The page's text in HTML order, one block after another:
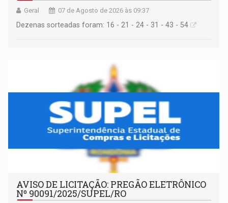
Geral 07 de Agosto de 2026 às 09:37
Dezenas sorteadas foram: 16 - 21 - 24 - 31 - 43 - 54
AVISO DE LICITAÇÃO: PREGÃO ELETRÔNICO
Nº 90091/2025/SUPEL/RO